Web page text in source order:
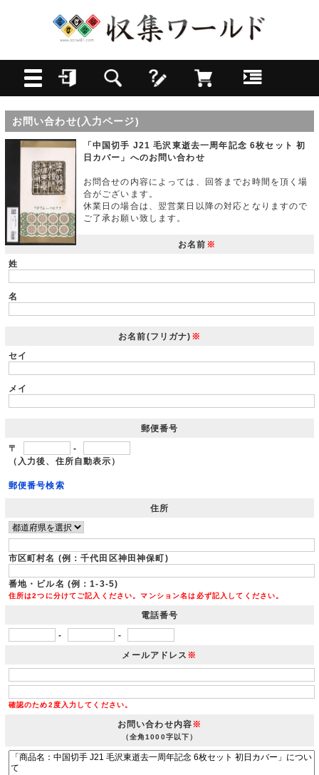
お問い合わせ(入力ページ)
「中国切手 J21 毛沢東逝去一周年記念 6枚セット 初
日カバー」へのお問い合わせ
お問合せの内容によっては、回答までお時間を頂く場
合がございます。
休業日の場合は、翌営業日以降の対応となりますので
ご了承お願い致します。
お名前 ※
姓
名
お名前(フリガナ) ※
セイ
メイ
郵便番号
〒
-
（入力後、住所自動表示）
郵便番号検索
住所
市区町村名 (例：千代田区神田神保町)
番地・ビル名 (例：1-3-5)
住所は2つに分けてご記入ください。マンション名は必ず記入してください。
電話番号
- -
メールアドレス ※
確認のため2度入力してください。
お問い合わせ内容※
（全角1000字以下）